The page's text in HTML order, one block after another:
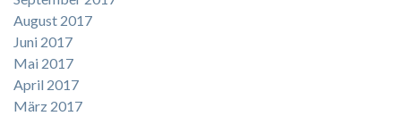
August 2017
Juni 2017
Mai 2017
April 2017
März 2017